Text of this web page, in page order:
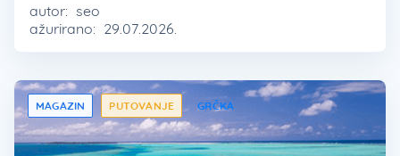
autor: seo
ažurirano: 29.07.2026.
MAGAZIN PUTOVANJE GRČKA